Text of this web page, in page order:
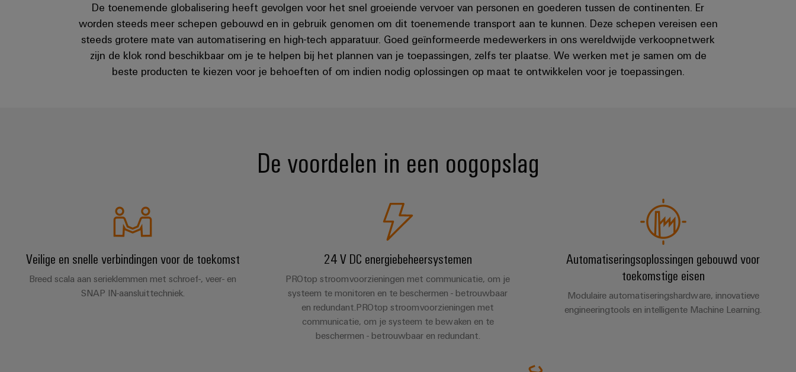
De toenemende globalisering heeft gevolgen voor het snel groeiende vervoer van personen en goederen tussen de continenten. Er
worden steeds meer schepen gebouwd en in gebruik genomen om dit toenemende transport aan te kunnen. Deze schepen vereisen een
steeds grotere mate van automatisering en high-tech apparatuur. Goed geïnformeerde medewerkers in ons wereldwijde verkoopnetwerk
zijn de klok rond beschikbaar om je te helpen bij het plannen van je toepassingen, zelfs ter plaatse. We werken met je samen om de
beste producten te kiezen voor je behoeften of om indien nodig oplossingen op maat te ontwikkelen voor je toepassingen.
De voordelen in een oogopslag
Veilige en snelle verbindingen voor de toekomst
Breed scala aan serieklemmen met schroef-, veer- en
SNAP IN-aansluittechniek.
24 V DC energiebeheersystemen
PROtop stroomvoorzieningen met communicatie, om je
systeem te monitoren en te beschermen - betrouwbaar
en redundant.PROtop stroomvoorzieningen met
communicatie, om je systeem te bewaken en te
beschermen - betrouwbaar en redundant.
Automatiseringsoplossingen gebouwd voor
toekomstige eisen
Modulaire automatiseringshardware, innovatieve
engineeringtools en intelligente Machine Learning.